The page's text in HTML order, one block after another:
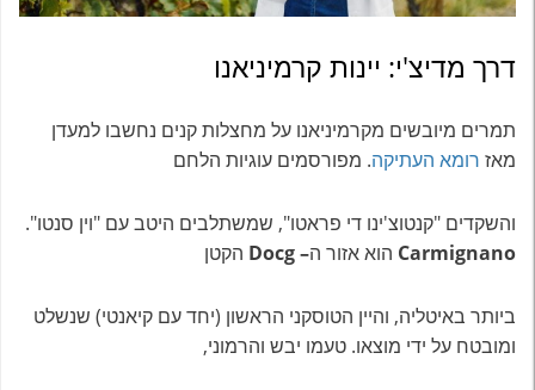
דרך מדיצ'י: יינות קרמיניאנו
תמרים מיובשים מקרמיניאנו על מחצלות קנים נחשבו למעדן
מאז רומא העתיקה. מפורסמים עוגיות הלחם
והשקדים "קנטוצ'ינו די פראטו", שמשתלבים היטב עם "וין סנטו".
Carmignano הוא אזור ה– Docg הקטן
ביותר באיטליה, והיין הטוסקני הראשון (יחד עם קיאנטי) שנשלט
ומובטח על ידי מוצאו. טעמו יבש והרמוני,